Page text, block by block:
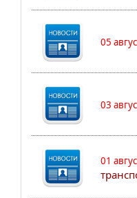
05
03
01